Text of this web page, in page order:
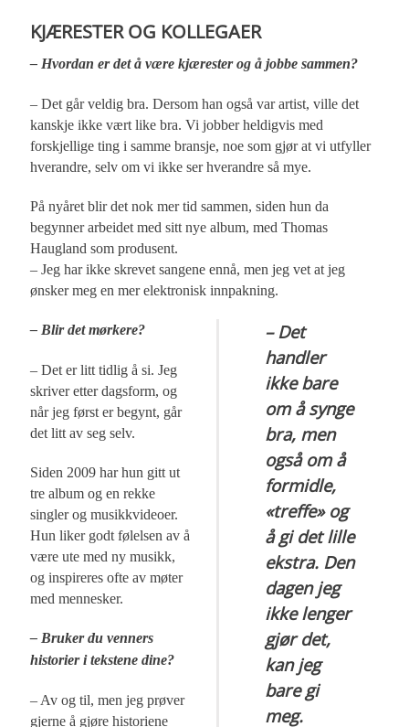
KJÆRESTER OG KOLLEGAER
– Hvordan er det å være kjærester og å jobbe sammen?
– Det går veldig bra. Dersom han også var artist, ville det
kanskje ikke vært like bra. Vi jobber heldigvis med
forskjellige ting i samme bransje, noe som gjør at vi utfyller
hverandre, selv om vi ikke ser hverandre så mye.
På nyåret blir det nok mer tid sammen, siden hun da
begynner arbeidet med sitt nye album, med Thomas
Haugland som produsent.
– Jeg har ikke skrevet sangene ennå, men jeg vet at jeg
ønsker meg en mer elektronisk innpakning.
– Det
handler
ikke bare
om å synge
bra, men
også om å
formidle,
«treffe» og
å gi det lille
ekstra. Den
dagen jeg
ikke lenger
gjør det,
kan jeg
bare gi
meg.
– Blir det mørkere?
– Det er litt tidlig å si. Jeg
skriver etter dagsform, og
når jeg først er begynt, går
det litt av seg selv.
Siden 2009 har hun gitt ut
tre album og en rekke
singler og musikkvideoer.
Hun liker godt følelsen av å
være ute med ny musikk,
og inspireres ofte av møter
med mennesker.
– Bruker du venners
historier i tekstene dine?
– Av og til, men jeg prøver
gjerne å gjøre historiene